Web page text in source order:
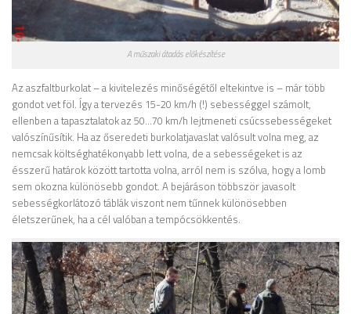
A műszaki átadás előkészítése
Az aszfaltburkolat – a kivitelezés minőségétől eltekintve is – már több
gondot vet föl. Így a tervezés 15-20 km/h (!) sebességgel számolt,
ellenben a tapasztalatok az 50…70 km/h lejtmeneti csúcssebességeket
valószínűsítik. Ha az őseredeti burkolatjavaslat valósult volna meg, az
nemcsak költséghatékonyabb lett volna, de a sebességeket is az
ésszerű határok között tartotta volna, arról nem is szólva, hogy a lomb
sem okozna különösebb gondot. A bejáráson többször javasolt
sebességkorlátozó táblák viszont nem tűnnek különösebben
életszerűnek, ha a cél valóban a tempócsökkentés.